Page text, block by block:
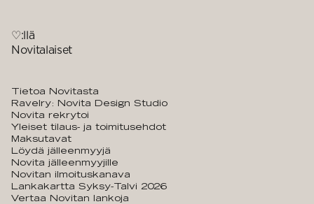
♡:llä
Novitalaiset
Tietoa Novitasta
Ravelry: Novita Design Studio
Novita rekrytoi
Yleiset tilaus- ja toimitusehdot
Maksutavat
Löydä jälleenmyyjä
Novita jälleenmyyjille
Novitan ilmoituskanava
Lankakartta Syksy-Talvi 2026
Vertaa Novitan lankoja